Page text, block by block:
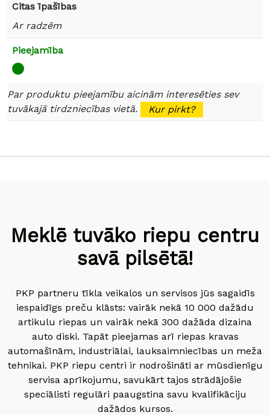
Citas īpašības
Ar radzēm
Pieejamība
Par produktu pieejamību aicinām interesēties sev
tuvākajā tirdzniecības vietā.
Kur pirkt?
Meklē tuvāko riepu centru
savā pilsētā!
PKP partneru tīkla veikalos un servisos jūs sagaidīs
iespaidīgs preču klāsts: vairāk nekā 10 000 dažādu
artikulu riepas un vairāk nekā 300 dažāda dizaina
auto diski. Tapāt pieejamas arī riepas kravas
automašīnām, industriālai, lauksaimniecības un meža
tehnikai. PKP riepu centri ir nodrošināti ar mūsdienīgu
servisa aprīkojumu, savukārt tajos strādājošie
speciālisti regulāri paaugstina savu kvalifikāciju
dažādos kursos.